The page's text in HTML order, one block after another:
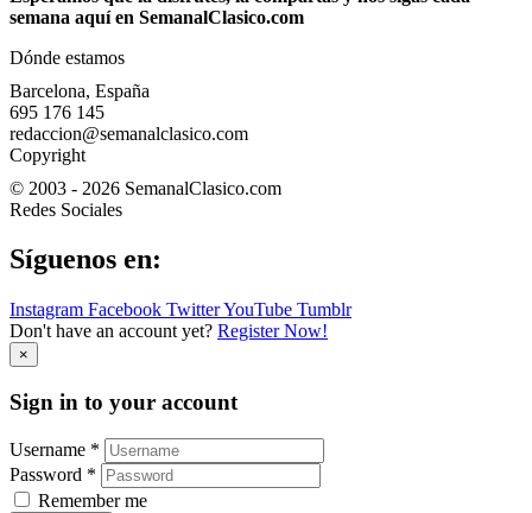
semana aquí en SemanalClasico.com
Dónde estamos
Barcelona, España
695 176 145
redaccion@semanalclasico.com
Copyright
© 2003 - 2026 SemanalClasico.com
Redes Sociales
Síguenos en:
Instagram Facebook TwitterYouTube Tumblr
Don't have an account yet? Register Now!
×
Sign in to your account
Username *
Password *
Remember me